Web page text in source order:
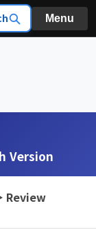
Menu
Version
Review